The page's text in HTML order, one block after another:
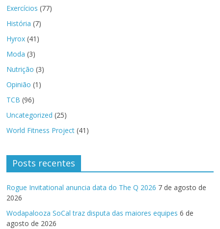
Exercícios (77)
História (7)
Hyrox (41)
Moda (3)
Nutrição (3)
Opinião (1)
TCB (96)
Uncategorized (25)
World Fitness Project (41)
Posts recentes
Rogue Invitational anuncia data do The Q 2026 7 de agosto de
2026
Wodapalooza SoCal traz disputa das maiores equipes 6 de
agosto de 2026